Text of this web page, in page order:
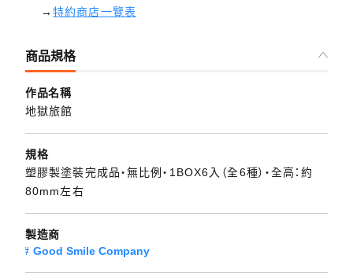
→特約商店一覽表
商品規格
作品名稱
地獄旅館
規格
塑膠製塗裝完成品・無比例・1BOX6入（全6種）・全高：約
80mm左右
製造商
Good Smile Company